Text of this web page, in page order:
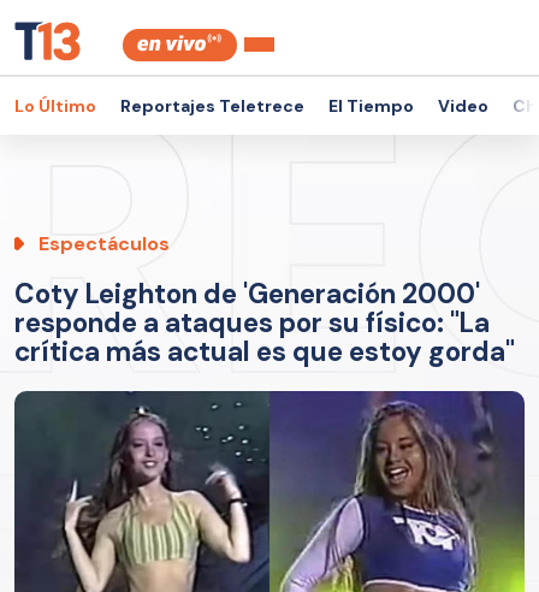
Lo Último Reportajes Teletrece El Tiempo Video
Espectáculos
Coty Leighton de 'Generación 2000'
responde a ataques por su físico: "La
crítica más actual es que estoy gorda"